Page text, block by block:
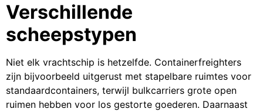
Verschillende
scheepstypen
Niet elk vrachtschip is hetzelfde. Containerfreighters
zijn bijvoorbeeld uitgerust met stapelbare ruimtes voor
standaardcontainers, terwijl bulkcarriers grote open
ruimen hebben voor los gestorte goederen. Daarnaast